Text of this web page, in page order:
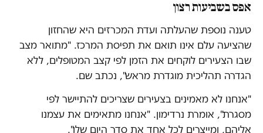
אפס בשביעות רצון
טענה נוספת שהעלתה ועדת המכרזים היא שהחזון
שהציעה עלם אינו תואם את תפיסת המרכז. "מתואר מצב
שבו הצעירים לוקחים את הזמן לפי קצב המטופלים, ללא
הגדרה תהליכית מוגדרת מראש", נכתב שם.
"אנחנו לא מאמינים בצעירים שצריכים להתיישר לפי
מסגרת", אומרת נרדימון. "אנחנו מתאימים את עצמנו
אליהם, ומייצרים לכל אחד את סדר היום שלו".